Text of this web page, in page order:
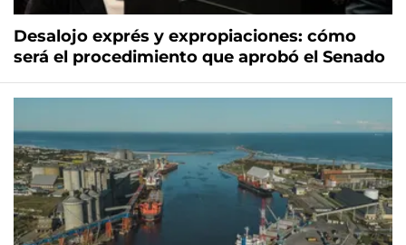
Desalojo exprés y expropiaciones: cómo
será el procedimiento que aprobó el Senado